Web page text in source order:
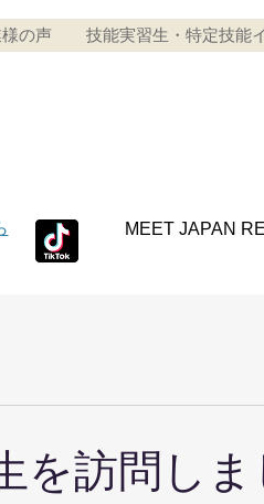
の声 技能実習生・特定技能
MEET JAPAN
を訪問し